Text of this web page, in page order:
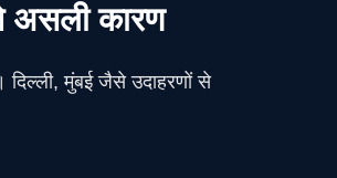
असली कारण
दिल्ली, मुंबई जैसे उदाहरणों से